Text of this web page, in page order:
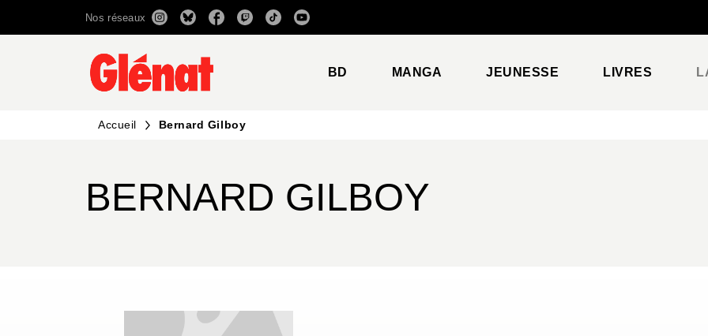
RECHERCHE CONTENU
Nos réseaux
BD MANGA JEUNESSE LIVRES
Accueil Bernard Gilboy
BERNARD GILBOY